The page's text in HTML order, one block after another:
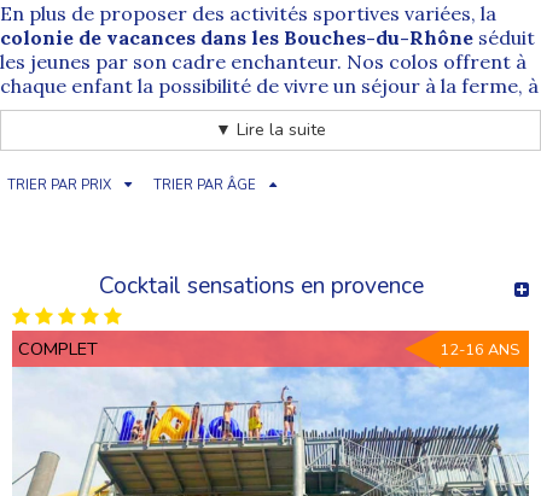
En plus de proposer des activités sportives variées, la
colonie de vacances dans les Bouches-du-Rhône séduit
les jeunes par son cadre enchanteur. Nos colos offrent à
chaque enfant la possibilité de vivre un séjour à la ferme, à
cheval ou de tester des sports à sensations. Optez pour
colonie de vacances en France, c'est offrir une
ouverture sur le monde à vos enfants.
Les Bouches-du-Rhône, une
Choisir d'inscrire votre enfant dans unecolonie de
vacances Provence-Alpes-Côte d'Azur , c'est vous assurer
de lui en mettre plein la vue. En plus desdiverses
activités et des loisirs à sa portée
lors de ce séjour,
votre enfant peut également contempler une nature
diversifiée et étonnante. Des Calanques au parc naturel
de Camargue, les jeunes risquent de revenir ébahis.
Un séjour dans les Bouches-du-Rhône,
un départ en colonie qui enthousiasme
▼ Lire la suite
TRIER PAR PRIX TRIER PAR ÂGE
Cocktail sensations en provence
COMPLET 12-16 ANS